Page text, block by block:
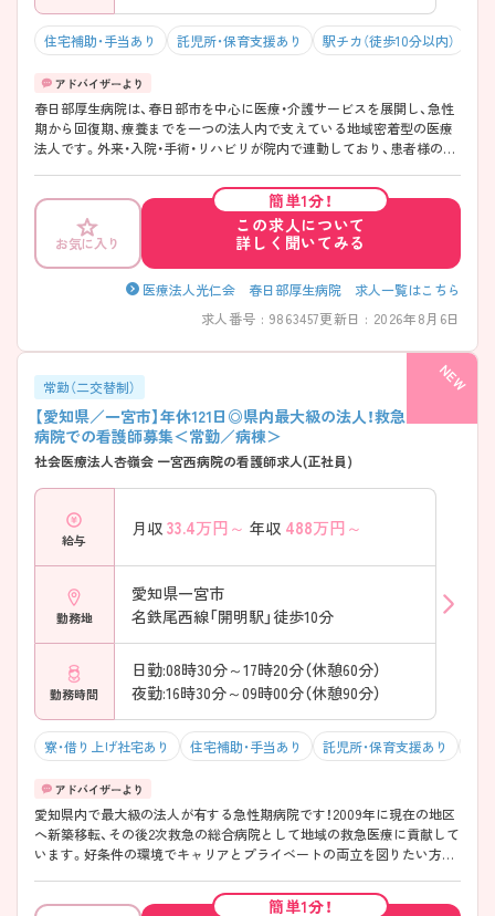
住宅補助・手当あり 託児所・保育支援あり 駅チカ（徒歩10分以内）
春日部厚生病院は、春日部市を中心に医療・介護サービスを展開し、急性
期から回復期、療養までを一つの法人内で支えている地域密着型の医療
法人です。外来・入院・手術・リハビリが院内で連動しており、患者様の
なっています。また、休日数の確保や業務負担の調整、院内保育所の完備
など、ライフステージに応じて無理なく働き続けられる点も大きな魅力
です。教育面では、経験に関わらず段階的に慣れていける支援を大切に
しており、安心して新しい環境にチャレンジしやすい法人です◎
――――――――――――――― ■ お休みもしっかり♪無理のない勤
務環境 ――――――――――――――― 「長く続けられること」を大切
業が出にくい環境 → 仕事とプライベートの両立がしやすい職場です
――――――――――――――― ■「急性期から回復まで」一貫して関
われます ――――――――――――――― 院内に複数の病床機能があ
り、治療からリハビリ、療養までをつないでいます。 ・一般病床／地域包
括ケア／回復期リハ／医療療養を完備 ・整形外科を中心とした手術後の
回復支援にも注力 → 患者様の経過を長期的に見られる環境です
――――――――――――――― ■ 子育て世代も安心のサポート体制
――――――――――――――― ライフイベントを迎えても働き続け
やすい工夫があります。 ・24時間対応の院内保育所あり ・子育て中の職
――――――――――――――― ■ 一人にしない、段階的な教育体制
――――――――――――――― 経験年数に関わらず、安心してスター
トできます。 ・中途入職者には担当者がつき、業務をフォロー ・チーム全
体で育成する風土 → 分野未経験の方も馴染みやすい環境です
お気に入り
簡単1分！
この求人について
詳しく聞いてみる
医療法人光仁会 春日部厚生病院 求人一覧はこちら
求人番号 : 9863457更新日 : 2026年8月6日
常勤（二交替制）
【愛知県／一宮市】年休121日◎県内最大級の法人！救急・急性期
病院での看護師募集＜常勤／病棟＞
社会医療法人杏嶺会 一宮西病院の看護師求人(正社員)
給与
月収 33.4万円～ 年収 488万円～
勤務地
愛知県一宮市
名鉄尾西線「開明駅」徒歩10分
勤務時間
日勤:08時30分～17時20分（休憩60分）
夜勤:16時30分～09時00分（休憩90分）
寮・借り上げ社宅あり 住宅補助・手当あり 託児所・保育支援あり
愛知県内で最大級の法人が有する急性期病院です！2009年に現在の地区
へ新築移転、その後2次救急の総合病院として地域の救急医療に貢献して
います。好条件の環境でキャリアとプライベートの両立を図りたい方に
補助配置、夜勤時には夕食と朝食を提供していることや、遠方の方でも通
簡単1分！